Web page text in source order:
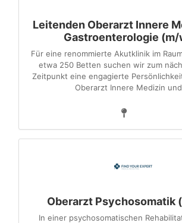
Leitenden Oberarzt Innere
Gastroenterologie
Für eine renommierte Akutklinik im
etwa 250 Betten suchen wir zum
Zeitpunkt eine engagierte
Oberarzt Innere Medizin
Oberarzt Psychosomatik
In einer psychosomatischen